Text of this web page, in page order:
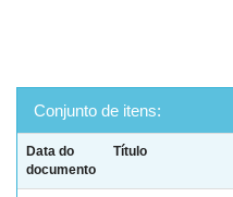
Conjunto de itens:
Data do
documento
Título